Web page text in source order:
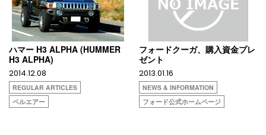
ハマー H3 ALPHA (HUMMER
H3 ALPHA)
2014.12.08
REGULAR ARTICLES
ベルエアー
フォードクーガ、購入資金プレ
ゼント
2013.01.16
NEWS & INFORMATION
フォード公式ホームページ